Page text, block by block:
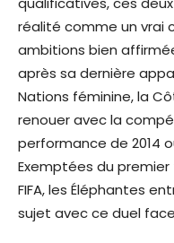
réalité comme un vrai
ambitions bien
après sa dernière
Nations féminine, la
renouer avec la
performance de 2014
Exemptées du
FIFA, les Éléphantes
sujet avec ce duel